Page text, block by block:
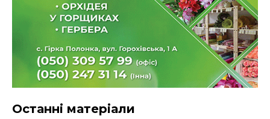
Останні матеріали